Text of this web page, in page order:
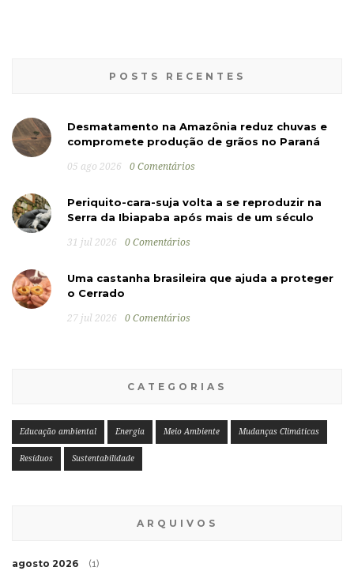
POSTS RECENTES
Desmatamento na Amazônia reduz chuvas e
compromete produção de grãos no Paraná
05 ago 2026 0 Comentários
Periquito-cara-suja volta a se reproduzir na
Serra da Ibiapaba após mais de um século
31 jul 2026 0 Comentários
Uma castanha brasileira que ajuda a proteger
o Cerrado
27 jul 2026 0 Comentários
CATEGORIAS
Educação ambiental Energia Meio Ambiente Mudanças Climáticas
Resíduos Sustentabilidade
ARQUIVOS
agosto 2026 (1)